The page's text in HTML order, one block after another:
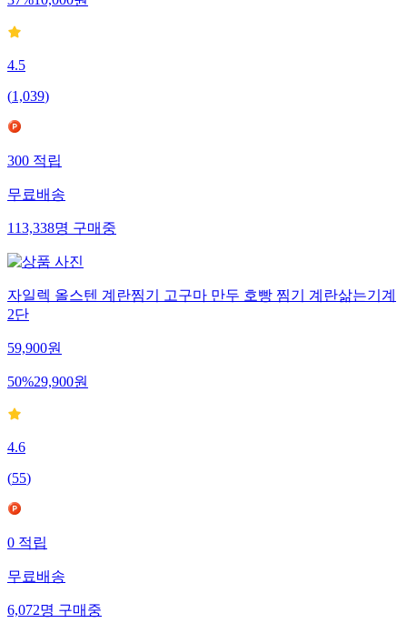
4.5
(1,039)
300 적립
무료배송
113,338명 구매중
자일렉 올스텐 계란찜기 고구마 만두 호빵 찜기 계란삶는기계
2단
59,900원
50%29,900원
4.6
(55)
0 적립
무료배송
6,072명 구매중